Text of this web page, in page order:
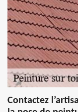
Contactez